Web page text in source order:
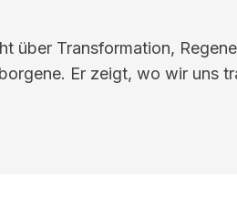
über Transformation,
Er zeigt, wo wir uns